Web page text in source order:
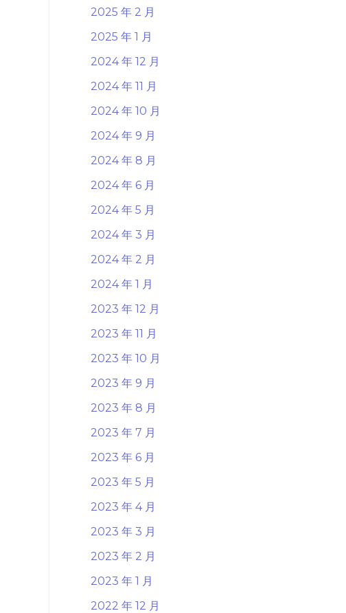
2025 年 2 月
2025 年 1 月
2024 年 12 月
2024 年 11 月
2024 年 10 月
2024 年 9 月
2024 年 8 月
2024 年 6 月
2024 年 5 月
2024 年 3 月
2024 年 2 月
2024 年 1 月
2023 年 12 月
2023 年 11 月
2023 年 10 月
2023 年 9 月
2023 年 8 月
2023 年 7 月
2023 年 6 月
2023 年 5 月
2023 年 4 月
2023 年 3 月
2023 年 2 月
2023 年 1 月
2022 年 12 月